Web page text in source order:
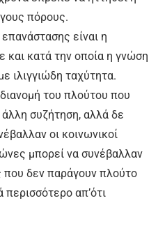
πόρους.
είναι η
και κατά την οποία η γνώση
ιλιγγιώδη ταχύτητα.
του πλούτου που
συζήτηση, αλλά δε
οι κοινωνικοί
μπορεί να συνέβαλλαν
δεν παράγουν πλούτο
απ’ότι